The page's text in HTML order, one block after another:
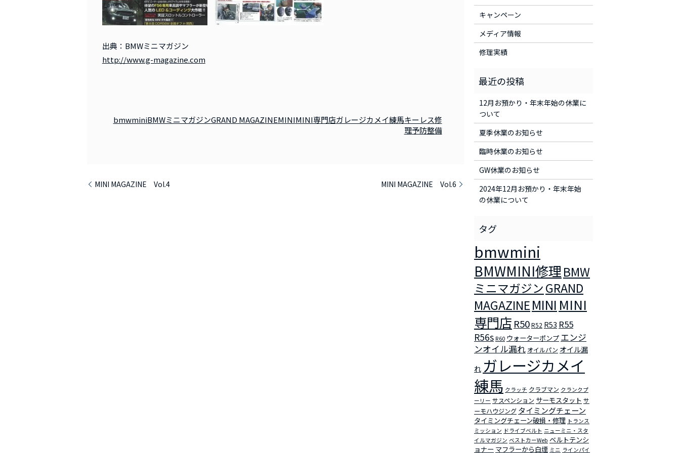
出典：BMWミニマガジン
http://www.g-magazine.com
bmwminiBMWミニマガジンGRAND MAGAZINEMINIMINI専門店ガレージカメイ練馬キーレス修
理予防整備
MINI MAGAZINE Vol.4 MINI MAGAZINE Vol.6
キャンペーン
メディア情報
修理実績
12月お預かり・年末年始の休業に
ついて
夏季休業のお知らせ
臨時休業のお知らせ
GW休業のお知らせ
2024年12月お預かり・年末年始
の休業について
bmwmini
BMWMINI修理BMW
ミニマガジンGRAND
MAGAZINEMINI MINI
専門店 R50R52 R53 R55
R56s R60 ウォーターポンプ エンジ
ンオイル漏れ オイルパン オイル漏
れ ガレージカメイ
練馬 クラッチ クラブマン クランクプ
ーリー サスペンション サーモスタット サ
ーモハウジング タイミングチェーン
タイミングチェーン破損・修理 トランス
ミッション ドライブベルト ニューミニ・スタ
イルマガジン ベストカーWeb ベルトテンシ
ョナー マフラーから白煙 ミニ ラインパイ